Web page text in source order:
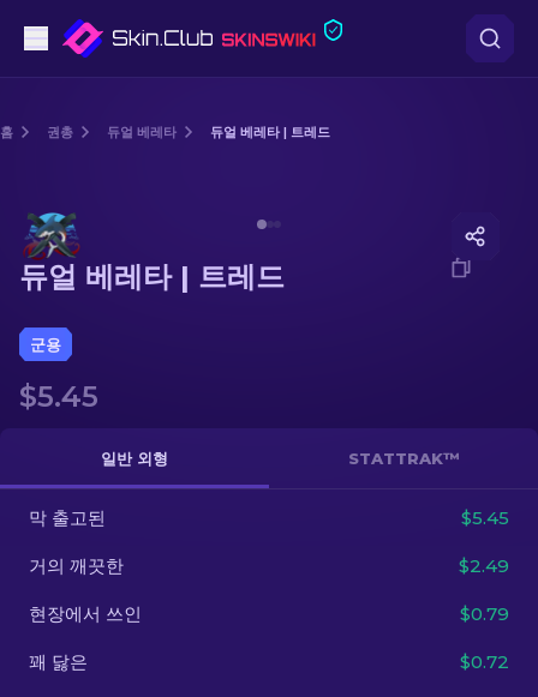
돌격소총
저격소총
장갑
케이스
기타
홈 권총 듀얼 베레타 듀얼 베레타 | 트레드
듀얼 베레타 | 트레드
군용
$5.45
일반 외형 STATTRAK™
막 출고된 $5.45
거의 깨끗한 $2.49
현장에서 쓰인 $0.79
꽤 닳은 $0.72